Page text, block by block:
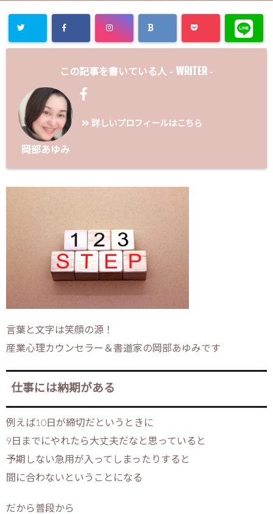
この記事を書いている人 - WRITER -
岡部あゆみ
詳しいプロフィールはこちら
言葉と文字は笑顔の源！
産業心理カウンセラー＆書道家の岡部あゆみです
仕事には納期がある
例えば10日が締切だというときに
9日までにやれたら大丈夫だなと思っていると
予期しない急用が入ってしまったりすると
間に合わないということになる
だから普段から